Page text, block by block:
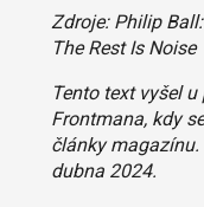
Zdroje: Philip
The Rest Is Noise
Tento text vyšel
Frontmana, kdy
články magazínu.
dubna 2024.